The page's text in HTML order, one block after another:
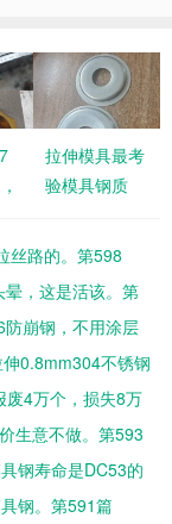
拉伸模具最考
验模具钢质
DC53拉伸
锈钢几百个就
毛了。第595
篇
丝路的。第598
，这是活该。第
崩钢，不用涂层
0.8mm304不锈钢
废4万个，损失8万
生意不做。第593
钢寿命是DC53的
钢。第591篇